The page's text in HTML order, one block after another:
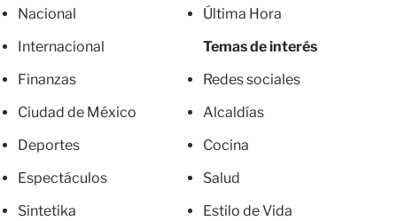
Nacional
Internacional
Finanzas
Ciudad de México
Deportes
Espectáculos
Sintetika
Última Hora
Temas de interés
Redes sociales
Alcaldías
Cocina
Salud
Estilo de Vida